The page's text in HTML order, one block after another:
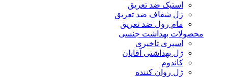
استیک ضد تعریق
ژل شفاف ضد تعریق
مام رول ضد تعریق
محصولات بهداشت جنسی
اسپری تاخیری
ژل بهداشتی آقایان
کاندوم
ژل روان کننده